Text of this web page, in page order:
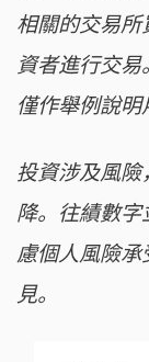
相關的交易所
資者進行交
僅作舉例說明
投資涉及風
降。往績數字
慮個人風險
見。